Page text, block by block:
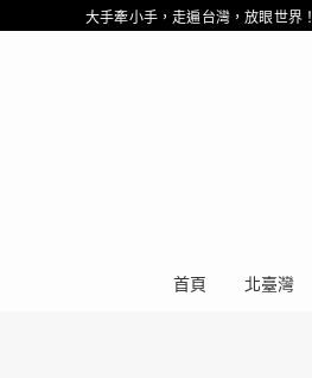
大手牽小手，走遍台灣，放眼世界！
首頁 北臺灣